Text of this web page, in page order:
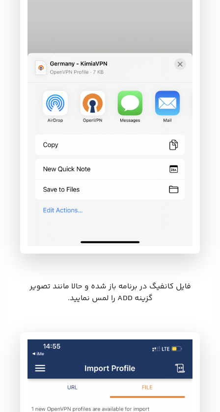
فایل کانفیگ در برنامه باز شده و حالا مانند تصویر
گزینه ADD را لمس نمایید.